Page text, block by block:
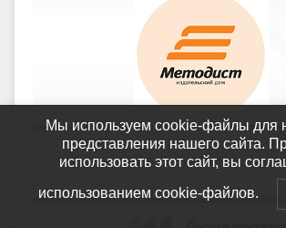
Мы используем cookie-файлы для
представления нашего сайта.
использовать этот сайт, вы
использованием cookie-файлов.